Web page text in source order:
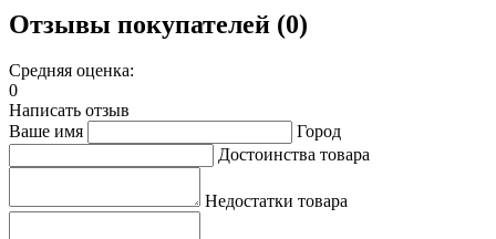
Отзывы покупателей (0)
Средняя оценка:
0
Написать отзыв
Ваше имя
Город
Достоинства товара
Недостатки товара